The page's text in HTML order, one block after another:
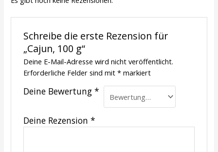
Schreibe die erste Rezension für
„Cajun, 100 g“
Deine E-Mail-Adresse wird nicht veröffentlicht.
Erforderliche Felder sind mit *markiert
Deine Bewertung *
Deine Rezension *